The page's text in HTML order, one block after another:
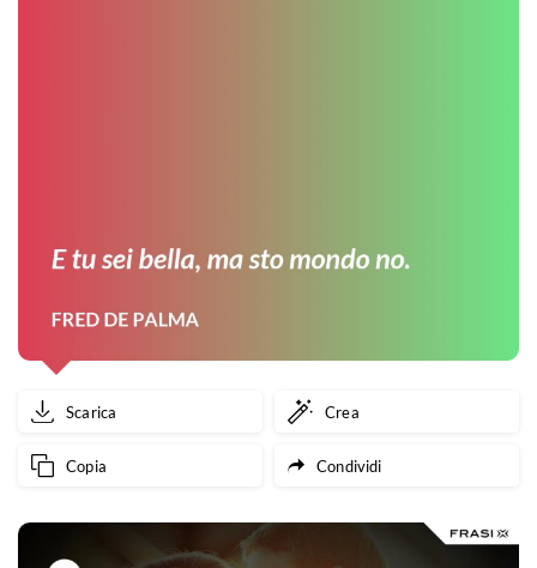
Scarica Crea
Copia Condividi